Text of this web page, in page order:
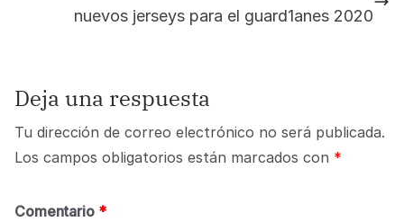
nuevos jerseys para el guard1anes 2020
Deja una respuesta
Tu dirección de correo electrónico no será publicada.
Los campos obligatorios están marcados con *
Comentario *